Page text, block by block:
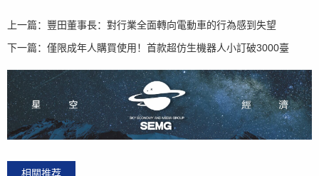
上一篇： 豐田董事長：對行業全面轉向電動車的行為感到失望
下一篇： 僅限成年人購買使用！首款超仿生機器人小訂破3000臺
相關推荐